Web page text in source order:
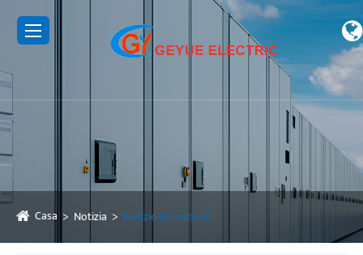
Casa Notizia Notizie del settore